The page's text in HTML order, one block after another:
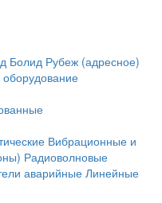
Болид Рубеж (адресное)
Вибрационные и
Радиоволновые
аварийные Линейные